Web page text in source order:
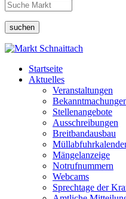
suchen
Startseite
Aktuelles
Veranstaltungen
Stellenangebote
Ausschreibungen
Breitbandausbau
Mängelanzeige
Notrufnummern
Webcams
Sprechtage der